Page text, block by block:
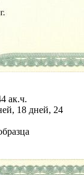
ак.ч.
18 дней, 24